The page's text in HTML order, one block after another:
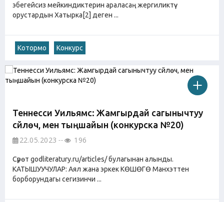
эбегейсиз мейкиндиктерин араласаң жергиликтүү
орустардын Хатырка[2] деген ...
Котормо Конкурс
Теннесси Уильямс: Жамгырдай сагынычтуу
сүйлөчү, мен тыңшайын (конкурска №20)
22.05.2023 196
Сүрөт godliteratury.ru/articles/ булагынан алынды.
КАТЫШУУЧУЛАР: Аял жана эркек КӨШӨГӨ Манхэттен
борборундагы сегизинчи ...